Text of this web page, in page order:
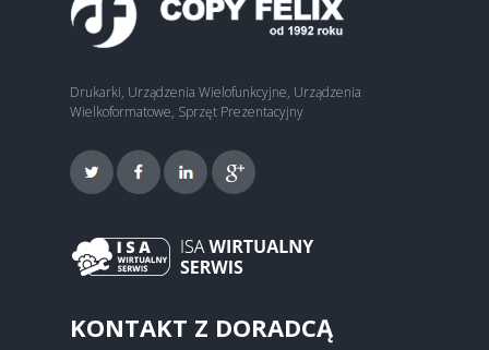
Drukarki, Urządzenia Wielofunkcyjne, Urządzenia
Wielkoformatowe, Sprzęt Prezentacyjny
KONTAKT Z DORADCĄ